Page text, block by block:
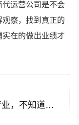
运营公司是不会
察，找到真正的
在的做出业绩才
电商的行业有哪些:想从事电商行业，不知道售卖什么产品，大家有什么好的推荐吗？